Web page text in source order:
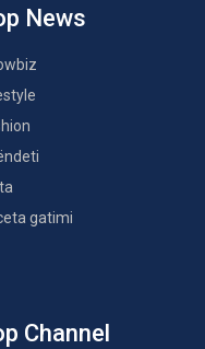
News
gatimi
Channel